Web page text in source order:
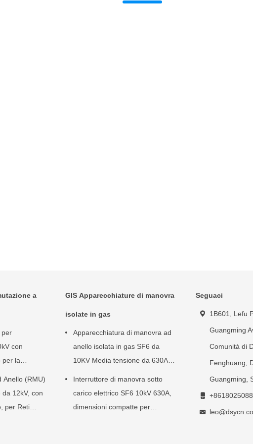
a
per
con
per la
Anello (RMU)
12kV, con
per Reti
GIS Apparecchiature di manovra
isolate in gas
Apparecchiatura di manovra ad
anello isolata in gas SF6 da
10KV Media tensione da 630A a
Interruttore di manovra sotto
carico elettrico SF6 10kV 630A,
dimensioni compatte per
Seguaci
1B601, Lefu
Guangming
Comunità di
Fenghuang,
Guangming,